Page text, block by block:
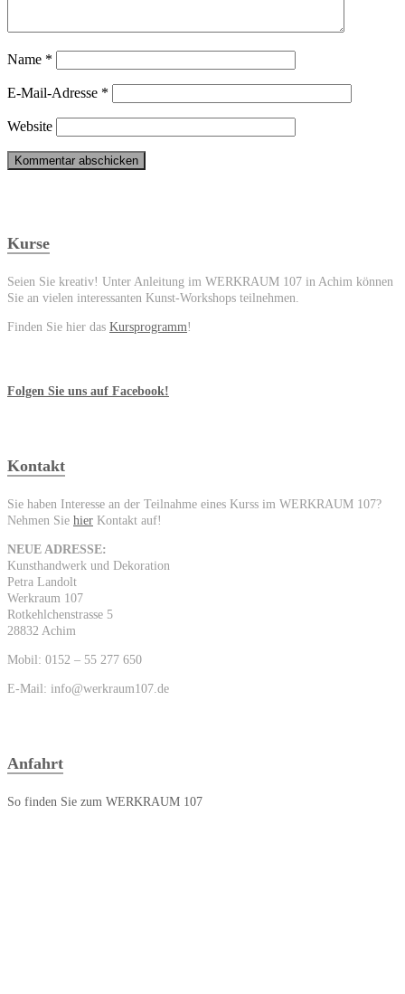
Name *
E-Mail-Adresse *
Website
Kurse
Seien Sie kreativ! Unter Anleitung im WERKRAUM 107 in Achim können
Sie an vielen interessanten Kunst-Workshops teilnehmen.
Finden Sie hier das Kursprogramm!
Folgen Sie uns auf Facebook!
Kontakt
Sie haben Interesse an der Teilnahme eines Kurss im WERKRAUM 107?
Nehmen Sie hier Kontakt auf!
NEUE ADRESSE:
Kunsthandwerk und Dekoration
Petra Landolt
Werkraum 107
Rotkehlchenstrasse 5
28832 Achim
Mobil: 0152 – 55 277 650
E-Mail: info@werkraum107.de
Anfahrt
So finden Sie zum WERKRAUM 107